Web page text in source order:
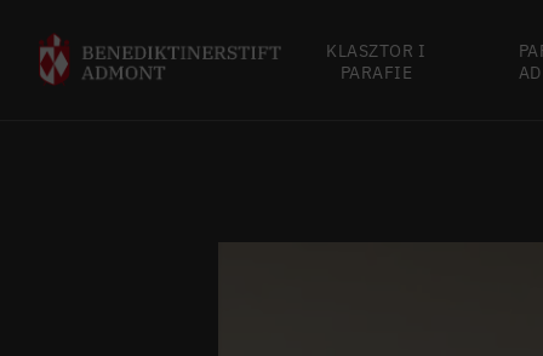
KLASZTOR I
PARAFIE